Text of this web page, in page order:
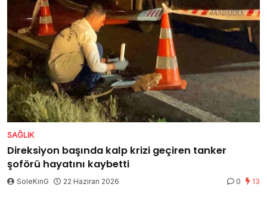
SAĞLIK
Direksiyon başında kalp krizi geçiren tanker
şoförü hayatını kaybetti
SoleKinG 22 Haziran 2026 0 13